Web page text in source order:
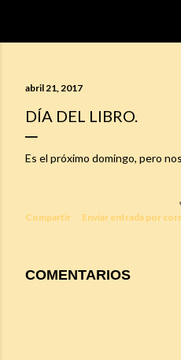
abril 21, 2017
DÍA DEL LIBRO.
Es el próximo domingo, pero
Compartir Enviar entrada por
COMENTARIOS